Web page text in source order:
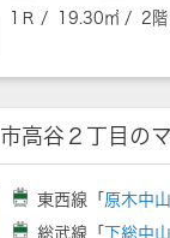
1Ｒ / 19.30㎡ / 2階
高谷２丁目の
東西線「 原木中山
総武線「
下総中山